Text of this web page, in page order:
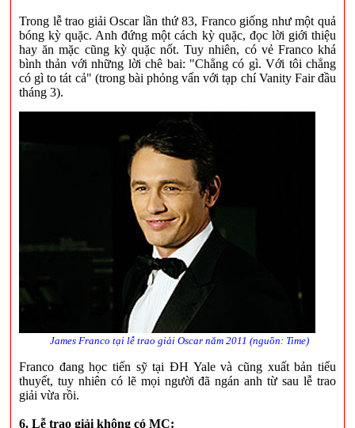
Trong lễ trao giải Oscar lần thứ 83, Franco giống như một quả
bóng kỳ quặc. Anh đứng một cách kỳ quặc, đọc lời giới thiệu
hay ăn mặc cũng kỳ quặc nốt. Tuy nhiên, có vẻ Franco khá
bình thản với những lời chê bai: "Chẳng có gì. Với tôi chẳng
có gì to tát cả" (trong bài phỏng vấn với tạp chí Vanity Fair đầu
tháng 3).
James Franco tại lễ trao giải Oscar năm 2011 (nguồn: Time)
Franco đang học tiến sỹ tại ĐH Yale và cũng xuất bản tiểu
thuyết, tuy nhiên có lẽ mọi người đã ngán anh từ sau lễ trao
giải vừa rồi.
6. Lễ trao giải không có MC: